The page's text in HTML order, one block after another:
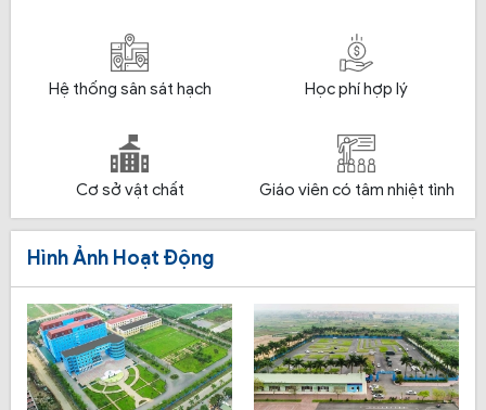
Hệ thống sân sát hạch Học phí hợp lý
Cơ sở vật chất Giáo viên có tâm nhiệt tình
Hình Ảnh Hoạt Động